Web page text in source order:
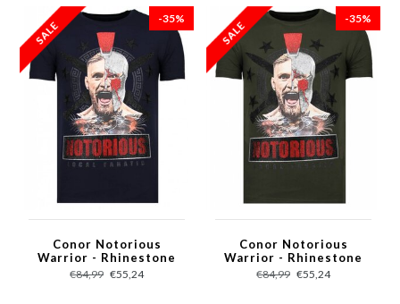
-35%
Conor Notorious
Warrior - Rhinestone
T-shirt - Navy
€84,99 €55,24
-35%
Conor Notorious
Warrior - Rhinestone
T-shirt - Khaki
€84,99 €55,24